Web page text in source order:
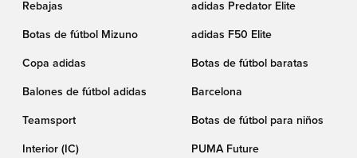
Rebajas adidas Predator Elite
Botas de fútbol Mizuno adidas F50 Elite
Copa adidas Botas de fútbol baratas
Balones de fútbol adidas Barcelona
Teamsport Botas de fútbol para niños
Interior (IC) PUMA Future